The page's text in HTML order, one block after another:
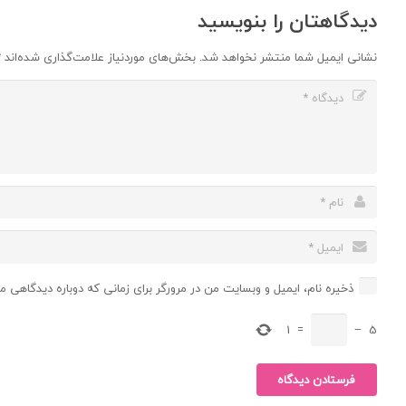
دیدگاهتان را بنویسید
نشانی ایمیل شما منتشر نخواهد شد. بخش‌های موردنیاز علامت‌گذاری شده‌اند
ذخیره نام، ایمیل و وبسایت من در مرورگر برای زمانی که دوباره
5
−
=
1
فرستادن دیدگاه